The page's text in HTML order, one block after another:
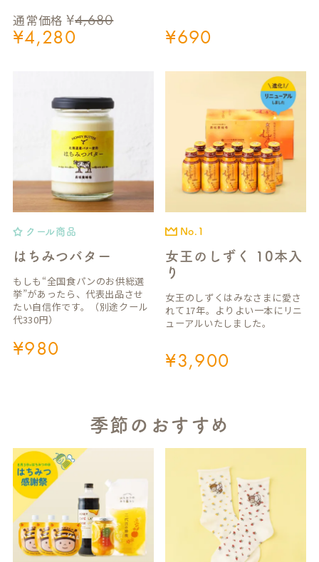
通常価格 ¥4,680
¥4,280 ¥690
はちみつバター
クール商品
¥980
もしも“全国食パンのお供総選
挙”があったら、代表出品させ
たい自信作です。（別途クール
代330円）
女王のしずく 10本入
り
No.1
¥3,900
女王のしずくはみなさまに愛さ
れて17年。よりよい一本にリニ
ューアルいたしました。
季節のおすすめ